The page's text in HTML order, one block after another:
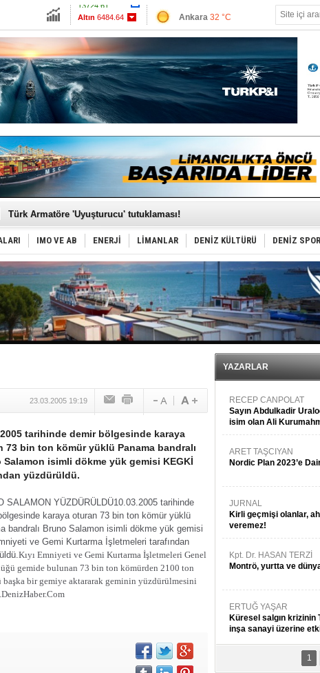
Altın 6484.64
Euro55.0385
Ankara 32 °C
Antalya32 °C
Muğla 32 °C
Çanakkale 34 °C
PROYAD, yat mürettebatı için yurt dışı harcı için düzenleme istiyor
Türk Armatöre 'Uyuşturucu' tutuklaması!
Deniz turizminde yeni ‘Ceza Rejimi’!
DÖDER, 28. Dönem Yönetim Kurulu Başkanını seçti!
Fairline, Türkiye’de ‘SoleMarin’i seçti
Baltık Denizi'nde tarih yazıldı!
Runit kubbesi okyanusun derinliklerinde halkı tehdit ediyor
Limana dadandılar, 10 tekneyi soydular!
Türk Loydu’na Süveyş tonaj yetkisi
Hüseyin Mengi: “Yapay Zekâ, Ustanın yerini alamaz”
Hat-San Tersanesi’nden yüzer havuza omurga: NB26
Med Marine’e yeni Römorkör!
IMO VE AB ENERJİ LİMANLAR DENİZ KÜLTÜRÜ DENİZ
23.03.2005 19:19
tarihinde demir bölgesinde karaya
73 bin ton kömür yüklü Panama bandralı
Salamon isimli dökme yük gemisi KEGKİ
yüzdürüldü.
SALAMON YÜZDÜRÜLDÜ10.03.2005 tarihinde
karaya oturan 73 bin ton kömür yüklü
bandralı Bruno Salamon isimli dökme yük gemisi
ve Gemi Kurtarma İşletmeleri tarafından
Kıyı Emniyeti ve Gemi Kurtarma İşletmeleri Genel
gemide bulunan 73 bin ton kömürden 2100 ton
başka bir gemiyeaktararak geminin yüzdürülmesini
DenizHaber.Com
YAZARLAR
RECEP CANPOLAT
Sayın Abdulkadir
isim olan Ali
danışıyorsunuz?
ARET TAŞCIYAN
Nordic Plan 2023’e
JURNAL
Kirli geçmişi olanlar,
veremez!
Kpt. Dr. HASAN TERZİ
Montrö, yurtta ve
ERTUĞ YAŞAR
Küresel salgın krizinin
inşa sanayi üzerine
Kpt. MESUT AZMİ
1